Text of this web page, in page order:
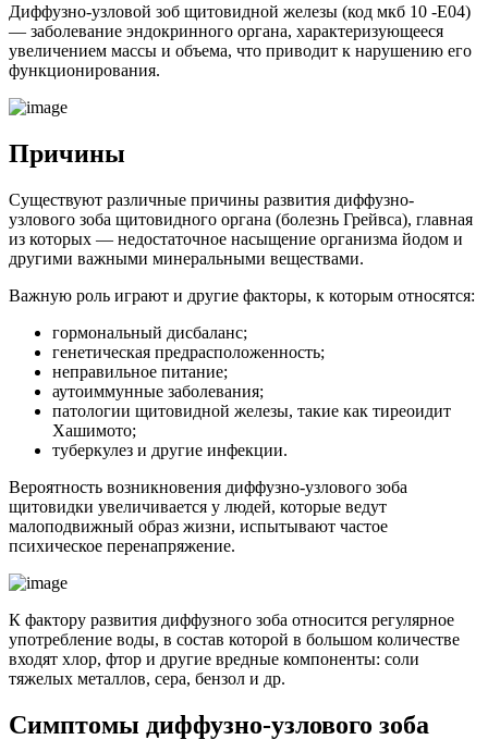
Диффузно-узловой зоб щитовидной железы (код мкб 10 -Е04)
— заболевание эндокринного органа, характеризующееся
увеличением массы и объема, что приводит к нарушению его
функционирования.
Причины
Существуют различные причины развития диффузно-
узлового зоба щитовидного органа (болезнь Грейвса), главная
из которых — недостаточное насыщение организма йодом и
другими важными минеральными веществами.
Важную роль играют и другие факторы, к которым относятся:
гормональный дисбаланс;
генетическая предрасположенность;
неправильное питание;
аутоиммунные заболевания;
патологии щитовидной железы, такие как тиреоидит
Хашимото;
туберкулез и другие инфекции.
Вероятность возникновения диффузно-узлового зоба
щитовидки увеличивается у людей, которые ведут
малоподвижный образ жизни, испытывают частое
психическое перенапряжение.
К фактору развития диффузного зоба относится регулярное
употребление воды, в состав которой в большом количестве
входят хлор, фтор и другие вредные компоненты: соли
тяжелых металлов, сера, бензол и др.
Симптомы диффузно-узлового зоба